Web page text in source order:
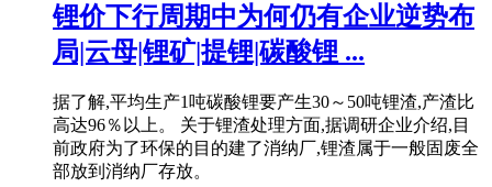
锂价下行周期中为何仍有企业逆势布
局|云母|锂矿|提锂|碳酸锂 ...
据了解,平均生产1吨碳酸锂要产生30～50吨锂渣,产渣比
高达96％以上。 关于锂渣处理方面,据调研企业介绍,目
前政府为了环保的目的建了消纳厂,锂渣属于一般固废全
部放到消纳厂存放。